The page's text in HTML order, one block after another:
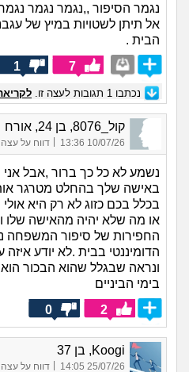
נגמר הסיפור ,,נגמר נגמר
אל תיתן לשטויות במיץ של
הבית .
7
1
נכתבו 1 תגובות לעצה זו.
קול_8076, בן 24, אורח
10/07/26 13:36 דווח על עצה
נשמע לא כל כך ברור ,אבל
באישה שלך בהחלט מטרגר
בכלל בכם כזוג לא רק היא אולי
או מה שלא יהיה מהאישה שלו
החפירות של סיפור המשפחה
הדומיננטי בבית .לא יודע
ונראה שבגלל שהוא הבכור
בימי הביניים
2
0
Koogi, בן 37
25/07/26 14:05 דווח על עצה